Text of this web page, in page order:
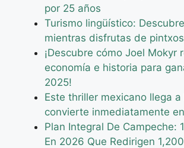
por 25 años
Turismo lingüístico:
mientras disfrutas de pintxos
¡Descubre cómo Joel Mokyr
economía e historia para
2025!
Este thriller mexicano llega
convierte inmediatamente
Plan Integral De Campeche:
En 2026 Que Redirigen